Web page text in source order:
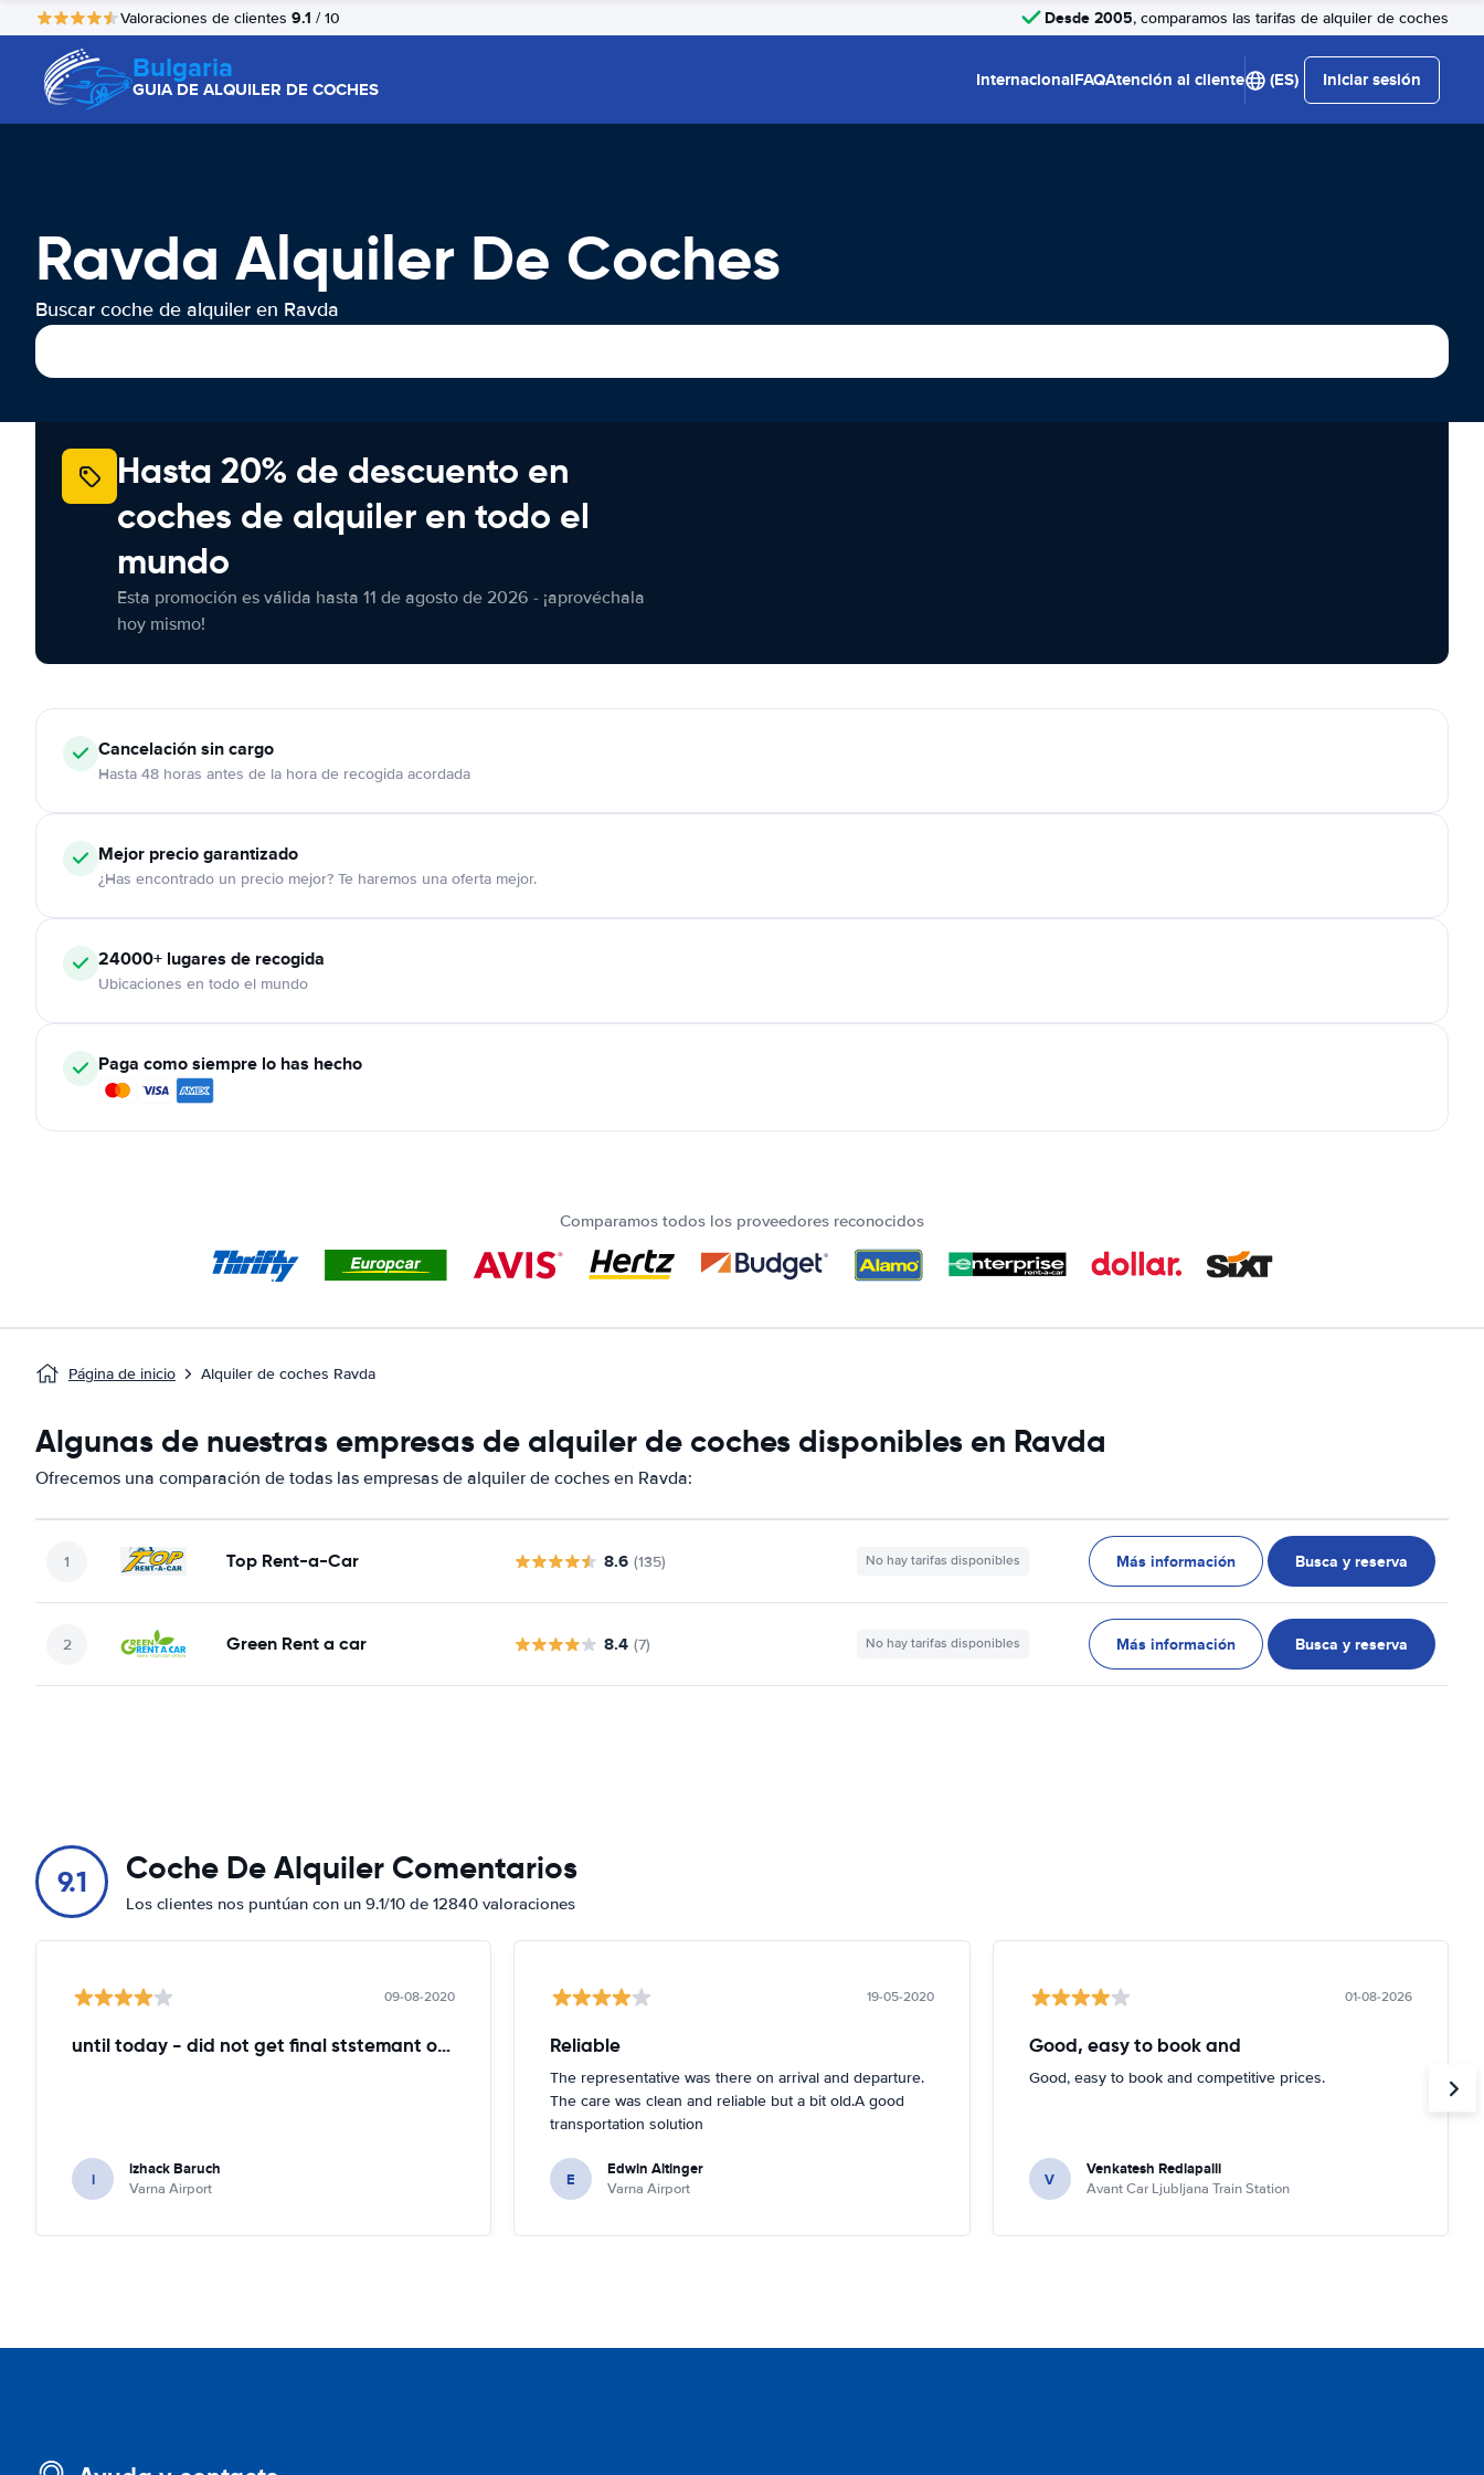
Valoraciones de clientes 9.1 / 10 Desde 2005, comparamos las tarifas de alquiler de coches
Bulgaria
GUIA DE ALQUILER DE COCHES InternacionalFAQAtención al cliente (ES) Iniciar sesión
Ravda Alquiler De Coches
Buscar coche de alquiler en Ravda
Hasta 20% de descuento en
coches de alquiler en todo el
mundo
Esta promoción es válida hasta 11 de agosto de 2026 - ¡aprovéchala
hoy mismo!
Cancelaciónsin cargo
Hasta 48 horas antes de la hora de recogida acordada
Mejor precio garantizado
¿Has encontrado un precio mejor? Te haremos una oferta mejor.
24000+ lugares de recogida
Ubicaciones en todo el mundo
Paga como siempre lo has hecho
Comparamos todos los proveedores reconocidos
Página de inicio Alquiler de coches Ravda
Algunas de nuestras empresas de alquiler de coches disponibles en Ravda
Ofrecemos una comparación de todas las empresas de alquiler de coches en Ravda:
Top Rent-a-Car 8.6 (135) No hay tarifas disponibles Más información Busca y reserva
Green Rent a car 8.4 (7) No hay tarifas disponibles Más información Busca y reserva
9.1 Coche De Alquiler Comentarios
Los clientes nos puntúan con un 9.1/10 de 12840 valoraciones
09-08-2020
until today - did not get final ststemant of the rent !!
i izhack Baruch
Varna Airport
19-05-2020
Reliable
The representative was there on arrival and departure.
The care was clean and reliable but a bit old.A good
transportation solution
E Edwin Altinger
Varna Airport
01-08-2026
Good, easy to book and
Good, easy to book and competitive prices.
V Venkatesh Redlapalli
Avant Car Ljubljana Train Station